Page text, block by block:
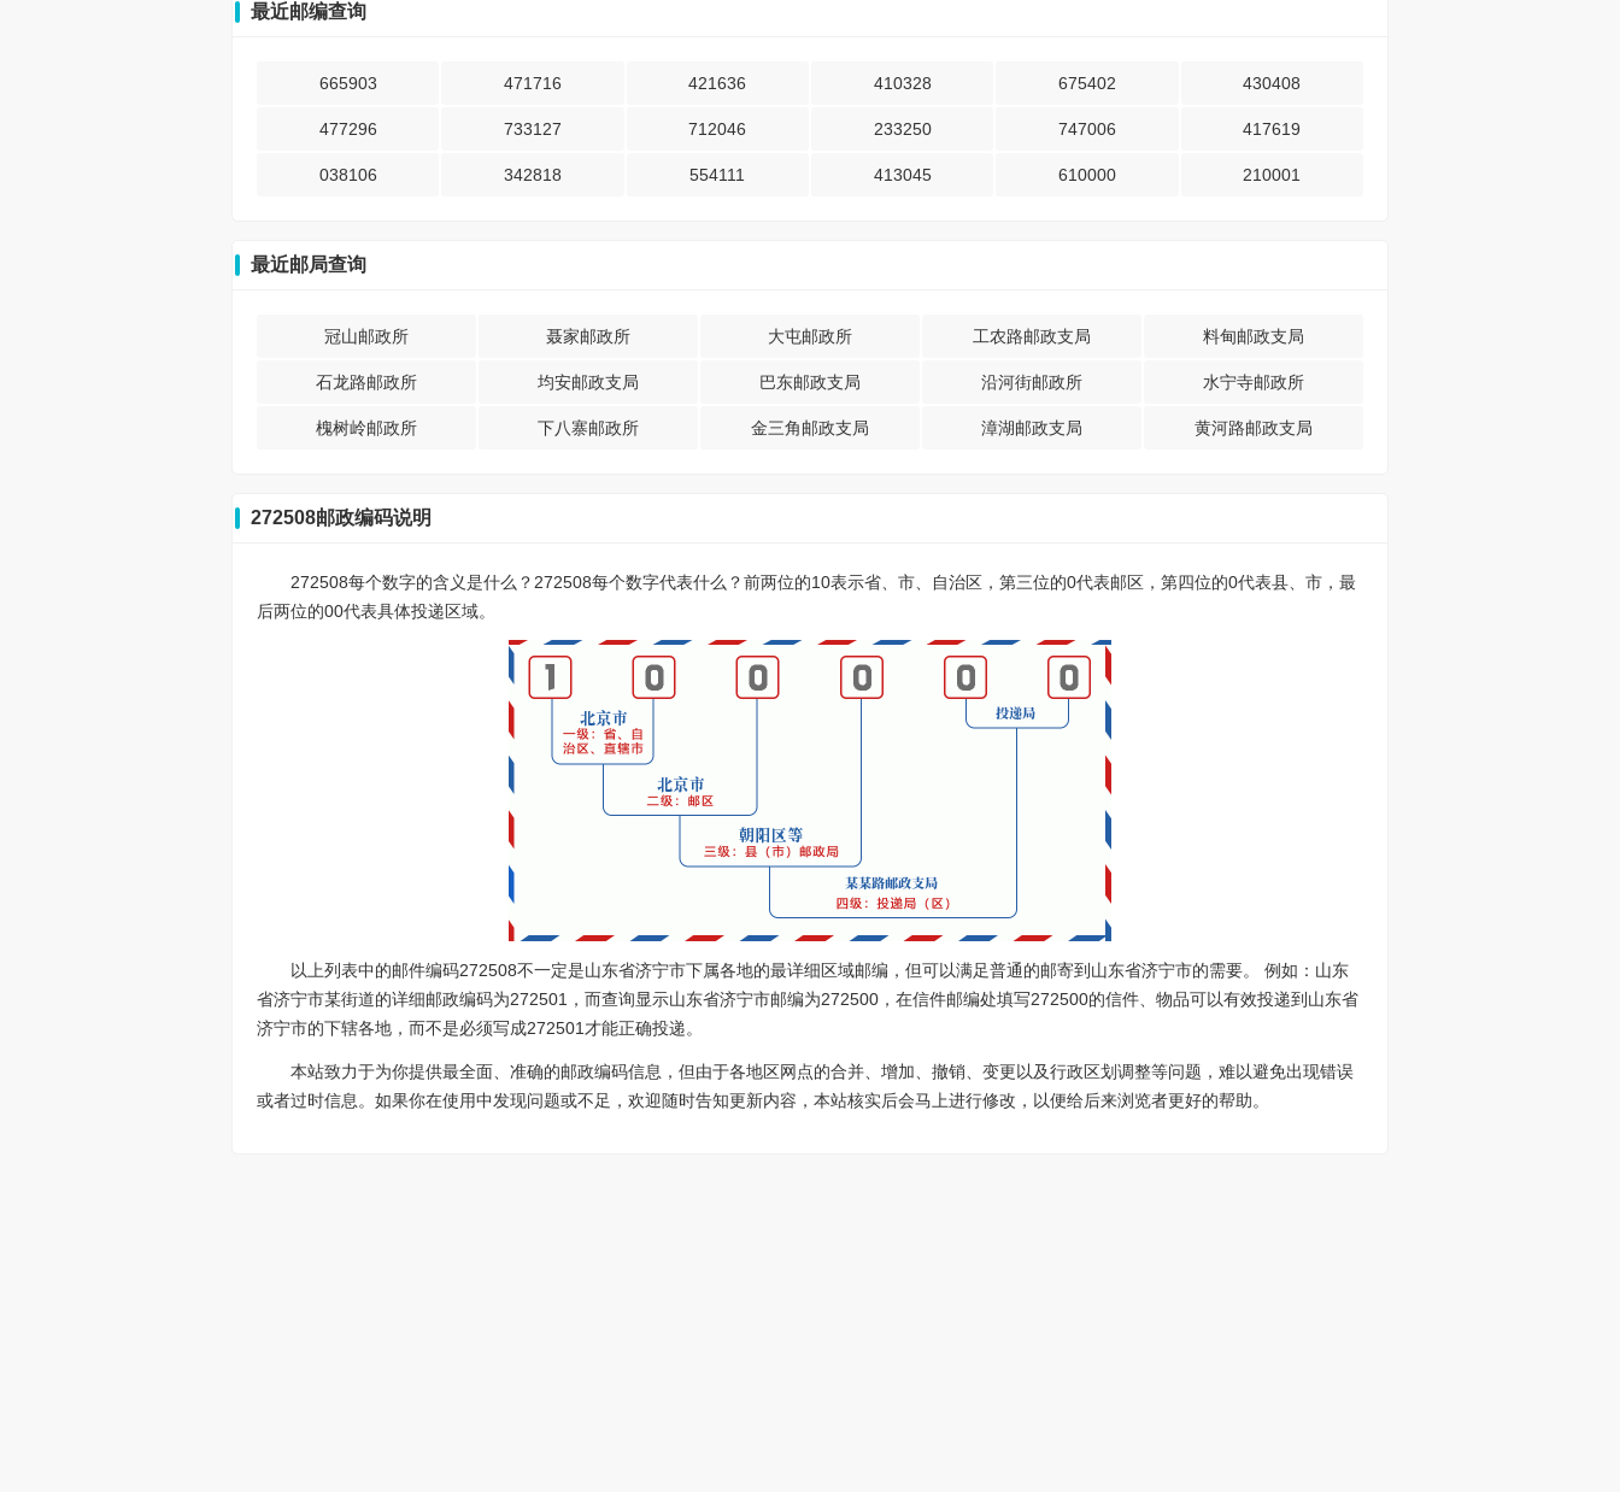
最近邮编查询
665903 471716 421636 410328 675402 430408
477296 733127 712046 233250 747006 417619
038106 342818 554111 413045 610000 210001
最近邮局查询
冠山邮政所 聂家邮政所 大屯邮政所 工农路邮政支局 料甸邮政支局
石龙路邮政所 均安邮政支局 巴东邮政支局 沿河街邮政所 水宁寺邮政所
槐树岭邮政所 下八寨邮政所 金三角邮政支局 漳湖邮政支局 黄河路邮政支局
272508邮政编码说明
272508每个数字的含义是什么？272508每个数字代表什么？前两位的10表示省、市、自治区，第三位的0代表邮区，第四位的0代表县、市，最
后两位的00代表具体投递区域。
以上列表中的邮件编码272508不一定是山东省济宁市下属各地的最详细区域邮编，但可以满足普通的邮寄到山东省济宁市的需要。 例如：山东
省济宁市某街道的详细邮政编码为272501，而查询显示山东省济宁市邮编为272500，在信件邮编处填写272500的信件、物品可以有效投递到山东省
济宁市的下辖各地，而不是必须写成272501才能正确投递。
本站致力于为你提供最全面、准确的邮政编码信息，但由于各地区网点的合并、增加、撤销、变更以及行政区划调整等问题，难以避免出现错误
或者过时信息。如果你在使用中发现问题或不足，欢迎随时告知更新内容，本站核实后会马上进行修改，以便给后来浏览者更好的帮助。